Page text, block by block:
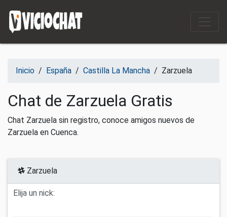
Inicio / España / Castilla La Mancha / Zarzuela
Chat de Zarzuela Gratis
Chat Zarzuela sin registro, conoce amigos nuevos de
Zarzuela en Cuenca.
Zarzuela
Elija un nick: